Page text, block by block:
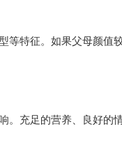
等特征。如果父母颜值
。充足的营养、良好的